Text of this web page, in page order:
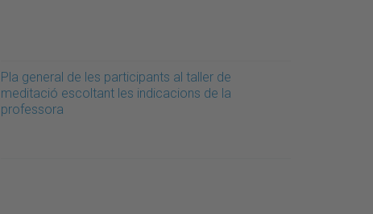
Pla general de les participants al taller de
meditació escoltant les indicacions de la
professora